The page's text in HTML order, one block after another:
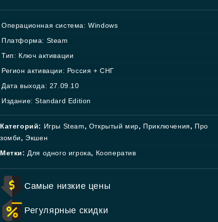
Операционная система: Windows
Платформа: Steam
Тип: Ключ активации
Регион активации: Россия + СНГ
Дата выхода: 27.09.10
Издание: Standard Edition
Категорий: Игры Steam, Открытый мир, Приключения, Про
зомби, Экшен
Метки: Для одного игрока, Кооператив
Самые низкие цены
Регулярные скидки